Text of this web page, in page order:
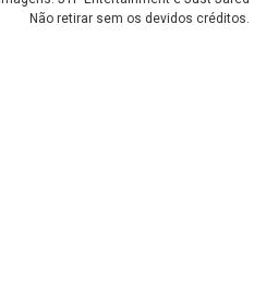
Não retirar sem os devidos créditos.